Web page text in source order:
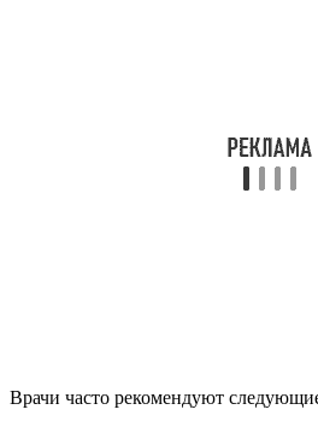
Врачи часто рекомендуют